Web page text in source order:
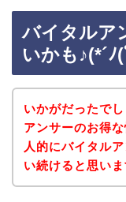
バイタルア
いかも♪(*´ﾉ
いかがだったで
アンサーのお得
人的にバイタル
い続けると思いま